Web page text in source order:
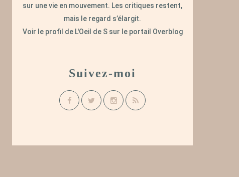
sur une vie en mouvement. Les critiques restent,
mais le regard s’élargit.
Voir le profil de L'Oeil de Ssur le portail Overblog
Suivez-moi